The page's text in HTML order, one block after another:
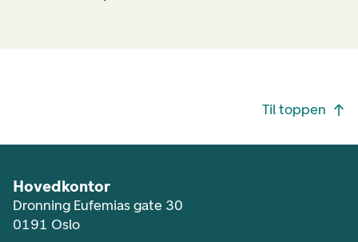
Til toppen
Hovedkontor
Dronning Eufemias gate 30
0191 Oslo